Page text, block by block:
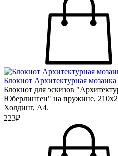
Блокнот Архитектурная
Блокнот для эскизов
Юберлинген" на пружине,
Холдинг, А4.
223₽